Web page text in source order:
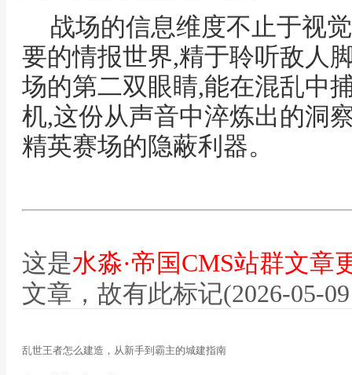
战场的信息维度不止于视
要的情报世界,精于聆听敌人
场的第二双眼睛,能在混乱中
机,这份从声音中淬炼出的洞
精英赛场的隐蔽利器。
这是水淼·帝国CMS站群文章
文章，故有此标记(2026-05-
乱世王者怎么建造，从新手到霸主的城建指南